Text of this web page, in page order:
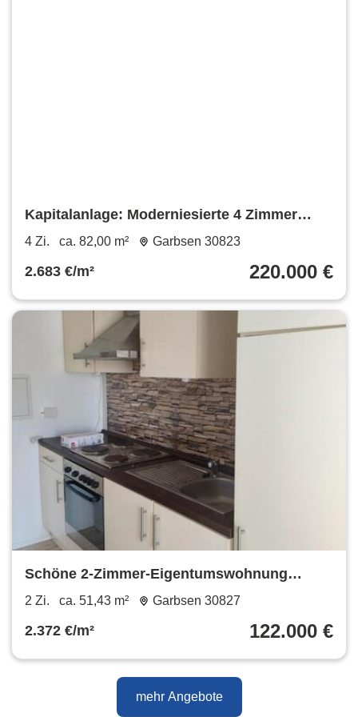
Kapitalanlage: Moderniesierte 4 Zimmer
Eigentumswohnung
4 Zi. ca. 82,00 m² Garbsen 30823
2.683 €/m² 220.000 €
Schöne 2-Zimmer-Eigentumswohnung
Garbsen Stelingen Provisionsfrei
2 Zi. ca. 51,43 m² Garbsen 30827
2.372 €/m² 122.000 €
mehr Angebote